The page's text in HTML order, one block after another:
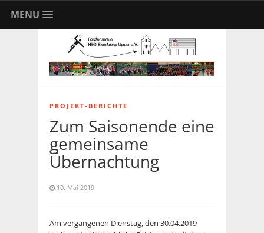
MENU
PROJEKT-BERICHTE
Zum Saisonende eine
gemeinsame
Übernachtung
10. Mai 2019
Am vergangenen Dienstag, den 30.04.2019